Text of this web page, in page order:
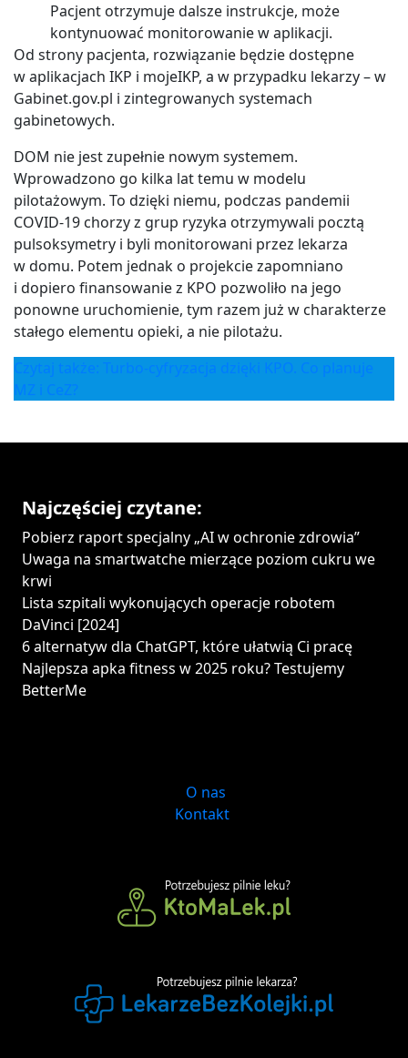
Pacjent otrzymuje dalsze instrukcje, może
kontynuować monitorowanie w aplikacji.
Od strony pacjenta, rozwiązanie będzie dostępne
w aplikacjach IKP i mojeIKP, a w przypadku lekarzy – w
Gabinet.gov.pl i zintegrowanych systemach
gabinetowych.
DOM nie jest zupełnie nowym systemem.
Wprowadzono go kilka lat temu w modelu
pilotażowym. To dzięki niemu, podczas pandemii
COVID-19 chorzy z grup ryzyka otrzymywali pocztą
pulsoksymetry i byli monitorowani przez lekarza
w domu. Potem jednak o projekcie zapomniano
i dopiero finansowanie z KPO pozwoliło na jego
ponowne uruchomienie, tym razem już w charakterze
stałego elementu opieki, a nie pilotażu.
Czytaj także: Turbo-cyfryzacja dzięki KPO. Co planuje
MZ i CeZ?
Najczęściej czytane:
Pobierz raport specjalny „AI w ochronie zdrowia”
Uwaga na smartwatche mierzące poziom cukru we
krwi
Lista szpitali wykonujących operacje robotem
DaVinci [2024]
6 alternatyw dla ChatGPT, które ułatwią Ci pracę
Najlepsza apka fitness w 2025 roku? Testujemy
BetterMe
O nas
Kontakt